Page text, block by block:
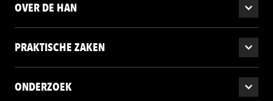
OVER DE HAN
PRAKTISCHE ZAKEN
ONDERZOEK